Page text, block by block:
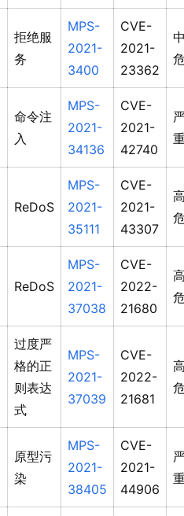
拒绝服
务
MPS-
2021-
3400
CVE-
2021-
23362
命令注
入
MPS-
2021-
34136
CVE-
2021-
42740
ReDoS
MPS-
2021-
35111
CVE-
2021-
43307
ReDoS
MPS-
2021-
37038
CVE-
2022-
21680
过度严
格的正
则表达
式
MPS-
2021-
37039
CVE-
2022-
21681
原型污
染
MPS-
2021-
38405
CVE-
2021-
44906